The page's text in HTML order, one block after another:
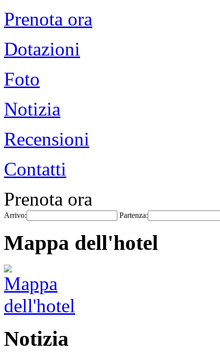
Prenota ora
Dotazioni
Foto
Notizia
Recensioni
Contatti
Prenota ora
Arrivo: Partenza:
Mappa dell'hotel
Notizia